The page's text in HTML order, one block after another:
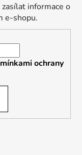
informace o
e-shopu.
ochrany